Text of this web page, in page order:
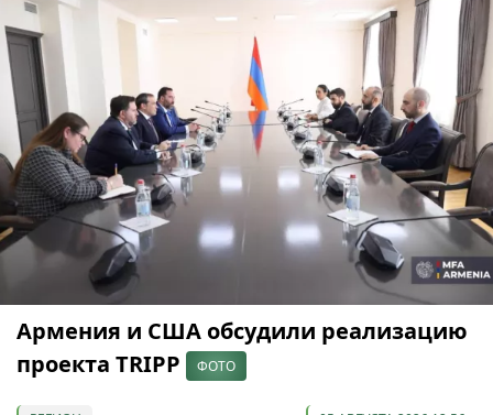
Армения и США обсудили реализацию
проекта TRIPP
ФОТО